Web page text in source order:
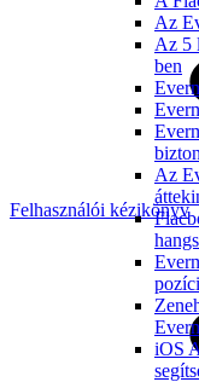
Az
Az 5
ben
Az
iOS
Felhasználói kézikönyv